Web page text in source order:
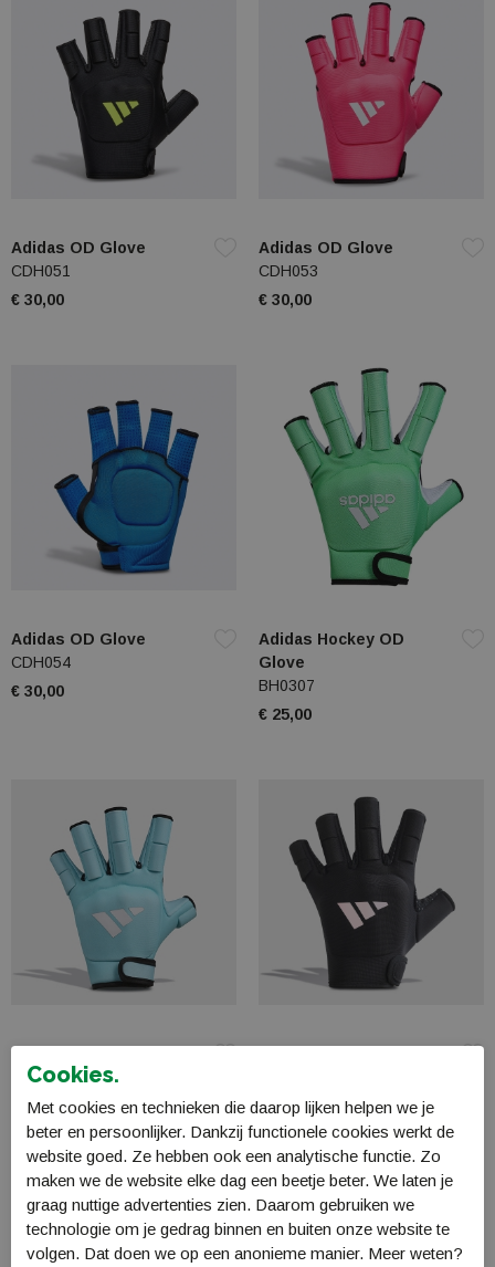
Adidas OD Glove
CDH051
€ 30,00
Adidas OD Glove
CDH053
€ 30,00
Adidas OD Glove
CDH054
€ 30,00
Adidas Hockey OD
Glove
BH0307
€ 25,00
Adidas OD Glove 23/24
BJ0062
€ 30,00
€ 29,99
Cookies.
Met cookies en technieken die daarop lijken helpen we je
beter en persoonlijker. Dankzij functionele cookies werkt de
website goed. Ze hebben ook een analytische functie. Zo
maken we de website elke dag een beetje beter. We laten je
graag nuttige advertenties zien. Daarom gebruiken we
technologie om je gedrag binnen en buiten onze website te
volgen. Dat doen we op een anonieme manier. Meer weten?